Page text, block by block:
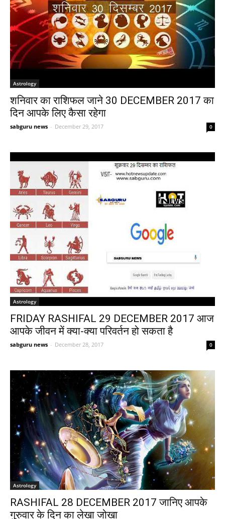
Astrology
शनिवार का राशिफल जाने 30 DECEMBER 2017 का
दिन आपके लिए कैसा रहेगा
sabguru news - December 29, 2017 0
Astrology
FRIDAY RASHIFAL 29 DECEMBER 2017 आज
आपके जीवन में क्या-क्या परिवर्तन हो सकता है
sabguru news - December 28, 2017 0
Astrology
RASHIFAL 28 DECEMBER 2017 जानिए आपके
गुरुवार के दिन का लेखा जोखा